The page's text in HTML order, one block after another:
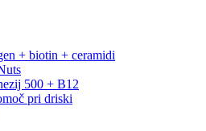
+ biotin + ceramidi
500 + B12
pri driski